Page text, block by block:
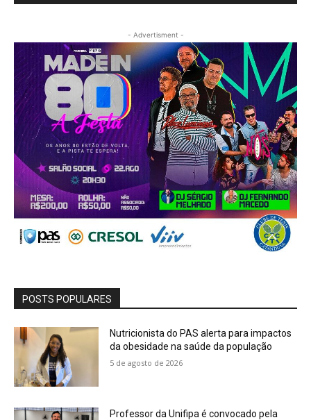
- Advertisment -
POSTS POPULARES
Nutricionista do PAS alerta para impactos
da obesidade na saúde da população
5 de agosto de 2026
Professor da Unifipa é convocado pela